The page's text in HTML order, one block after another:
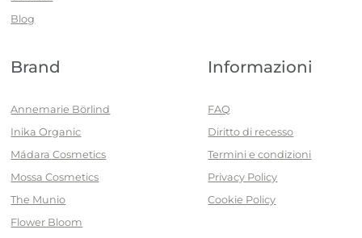
Blog
Brand
Annemarie Börlind
Inika Organic
Mádara Cosmetics
Mossa Cosmetics
The Munio
Flower Bloom
Informazioni
FAQ
Diritto di recesso
Termini e condizioni
Privacy Policy
Cookie Policy